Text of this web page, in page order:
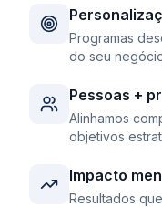
Programas
do seu
Pessoas +
Alinhamos
objetivos
Impacto
Resultados